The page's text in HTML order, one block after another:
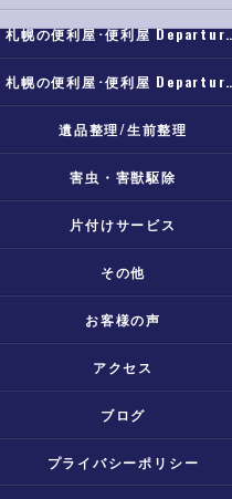
札幌の便利屋･
札幌の便利屋･
遺品整理/生前整理
害虫・害獣駆除
片付けサービス
その他
お客様の声
アクセス
ブログ
プライバシーポリシー